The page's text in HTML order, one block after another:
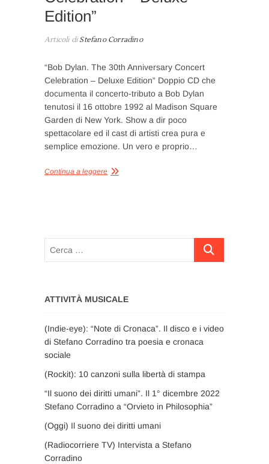
Edition”
Articoli diStefano Corradino
“Bob Dylan. The 30th Anniversary Concert
Celebration – Deluxe Edition” Doppio CD che
documenta il concerto-tributo a Bob Dylan
tenutosi il 16 ottobre 1992 al Madison Square
Garden di New York. Show a dir poco
spettacolare ed il cast di artisti crea pura e
semplice emozione. Un vero e proprio…
Continua a leggere
Cerca
ATTIVITÀ MUSICALE
(Indie-eye): “Note di Cronaca”. Il disco e i video
di Stefano Corradino tra poesia e cronaca
sociale
(Rockit): 10 canzoni sulla libertà di stampa
“Il suono dei diritti umani”. Il 1° dicembre 2022
Stefano Corradino a “Orvieto in Philosophia”
(Oggi) Il suono dei diritti umani
(Radiocorriere TV) Intervista a Stefano
Corradino